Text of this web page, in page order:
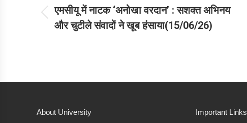
navigation
Previous
post:
एमसीयू में नाटक ‘अनोखा वरदान’ : सशक्त अभिनय
और चुटीले संवादों ने खूब हंसाया(15/06/26)
About University Important Links